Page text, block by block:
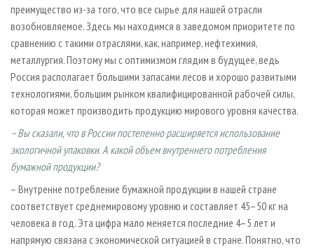
преимущество из-за того, что все сырье для нашей отрасли
возобновляемое. Здесь мы находимся в заведомом приоритете по
сравнению с такими отраслями, как, например, нефтехимия,
металлургия. Поэтому мы с оптимизмом глядим в будущее, ведь
Россия располагает большими запасами лесов и хорошо развитыми
технологиями, большим рынком квалифицированной рабочей силы,
которая может производить продукцию мирового уровня качества.
– Вы сказали, что в России постепенно расширяется использование
экологичной упаковки. А какой объем внутреннего потребления
бумажной продукции?
– Внутренне потребление бумажной продукции в нашей стране
соответствует среднемировому уровню и составляет 45–50 кг на
человека в год. Эта цифра мало меняется последние 4–5 лет и
напрямую связана с экономической ситуацией в стране. Понятно, что